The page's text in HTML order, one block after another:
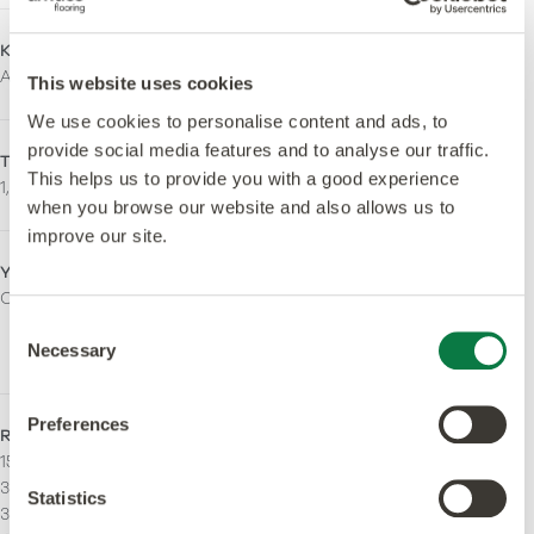
This website uses cookies
We use cookies to personalise content and ads, to
provide social media features and to analyse our traffic.
This helps us to provide you with a good experience
when you browse our website and also allows us to
improve our site.
Selection
Necessary
Preferences
Statistics
Kollektion
Amtico Signature Safety
2,5mm
Tjocklek Slitskikt
1,0mm
Ytbehandling
Quantum Guard Elite
Ytfinish
Ceramic
Ja – Tillverkad med både
biobaserade mjukgörare.
Rak ådring
152.4 x 457.2 mm
304.8 x 304.8 mm
304.8 x 457.2 mm